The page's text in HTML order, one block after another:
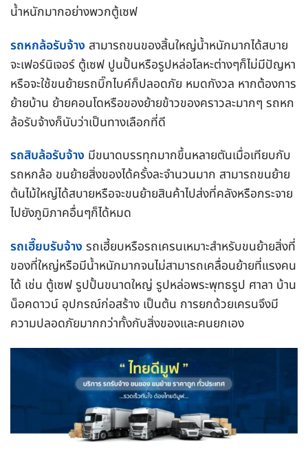
น้ำหนักมากอย่างพวกตู้เซฟ
รถหกล้อรับจ้าง สามารถขนของสิ้นใหญ่น้ำหนักมากได้สบาย
จะเฟอร์นิเจอร์ ตู้เซฟ ปูนปั้นหรือรูปหล่อโลหะต่างๆก็ไม่มีปัญหา
หรือจะใช้ขนย้ายรถบิ๊กไบค์ก็ปลอดภัย หมดกังวล หากต้องการ
ย้ายบ้าน ย้ายคอนโดหรือของย้ายข้าวของคราวละมากๆ รถหก
ล้อรับจ้างก็นับว่าเป็นทางเลือกที่ดี
รถสิบล้อรับจ้าง มีขนาดบรรทุกมากขึ้นหลายตันเมื่อเทียบกับ
รถหกล้อ ขนย้ายสิ่งของได้ครั้งละจำนวนมาก สามารถขนย้าย
ต้นไม้ใหญ่ได้สบายหรือจะขนย้ายสินค้าไปส่งที่คลังหรือกระจาย
ไปยังภูมิภาคอื่นๆก็ได้หมด
รถเฮี๊ยบรับจ้าง รถเฮี้ยบหรือรถเครนเหมาะสำหรับขนย้ายสิ่งที่
ของที่ใหญ่หรือมีน้ำหนักมากจนไม่สามารถเคลื่อนย้ายที่แรงคน
ได้ เช่น ตู้เซฟ รูปปั้นขนาดใหญ่ รูปหล่อพระพุทธรูป ศาลา บ้าน
น็อคดาวน์ อุปกรณ์ก่อสร้าง เป็นต้น การยกด้วยเครนจึงมี
ความปลอดภัยมากกว่าทั้งกับสิ่งของและคนยกเอง